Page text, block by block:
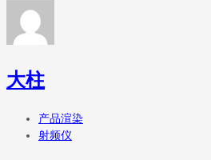
大柱
产品渲染
射频仪